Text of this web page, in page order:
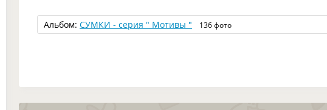
Альбом: СУМКИ - серия " Мотивы " 136 фото